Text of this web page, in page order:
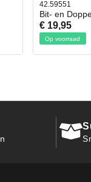
Incl. Ratel